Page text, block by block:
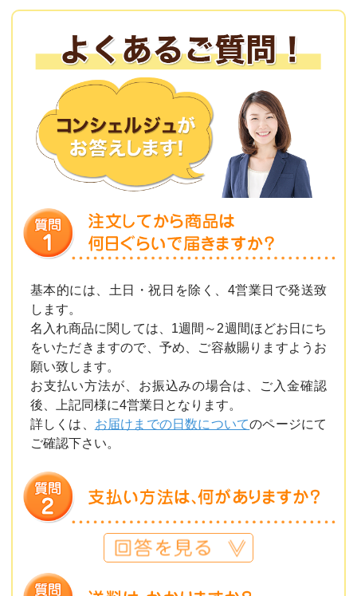
基本的には、土日・祝日を除く、4営業日で発送致
します。
名入れ商品に関しては、1週間～2週間ほどお日にち
をいただきますので、予め、ご容赦賜りますようお
願い致します。
お支払い方法が、お振込みの場合は、ご入金確認
後、上記同様に4営業日となります。
詳しくは、 お届けまでの日数についてのページにて
ご確認下さい。